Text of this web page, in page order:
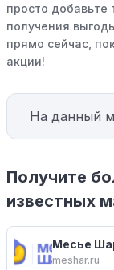
просто добавьте
получения
прямо сейчас,
акции!
На данный
Получите
известных
Месье
meshar.ru